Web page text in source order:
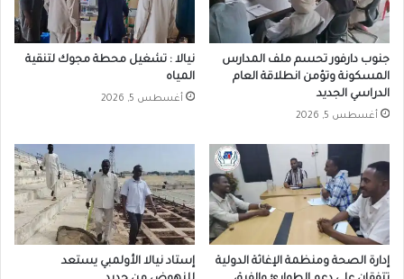
جنوب دارفور تحسم ملف المدارس
المسكونة وتؤمن انطلاقة العام
الدراسي الجديد
أغسطس 5, 2026
نيالا : تشغيل محطة مجوك لتنقية
المياه
أغسطس 5, 2026
إدارة الصحة ومنظمة الإغاثة الدولية
إستاد نيالا الأولمبي يستعد